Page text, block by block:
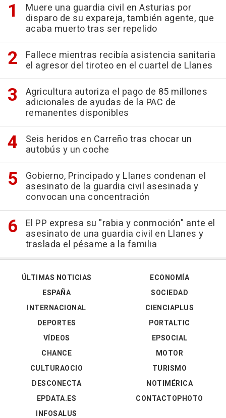
Muere una guardia civil en Asturias por
disparo de su expareja, también agente, que
acaba muerto tras ser repelido
Fallece mientras recibía asistencia sanitaria
el agresor del tiroteo en el cuartel de Llanes
Agricultura autoriza el pago de 85 millones
adicionales de ayudas de la PAC de
remanentes disponibles
Seis heridos en Carreño tras chocar un
autobús y un coche
Gobierno, Principado y Llanes condenan el
asesinato de la guardia civil asesinada y
convocan una concentración
El PP expresa su "rabia y conmoción" ante el
asesinato de una guardia civil en Llanes y
traslada el pésame a la familia
ÚLTIMAS NOTICIAS
ESPAÑA
INTERNACIONAL
DEPORTES
VÍDEOS
ECONOMÍA
SOCIEDAD
CIENCIAPLUS
PORTALTIC
EPSOCIAL
CHANCE
CULTURAOCIO
DESCONECTA
EPDATA.ES
INFOSALUS
MOTOR
TURISMO
NOTIMÉRICA
CONTACTOPHOTO